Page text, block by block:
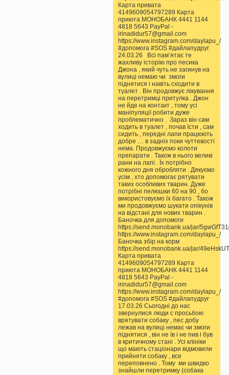
Карта привата
4149609054797289 Карта
приюта МОНОБАНК 4441 1144
4818 5643 PayPal -
irinadidur57@gmail.com
https://www.instagram.com/daylapu_/
#допомога #SOS #дайлапудруг
24.03.26 Всі памʼятає те
жахливу історію про песика
Джона , який чуть не загинув на
вулиці немаю чи змоги
піднятися і навіть сходити в
туалет . Він продовжує лікування
на перетримці притулка . Джон
не йде на контакт , тому усі
маніпуляції робити дуже
проблематично . Зараз він сам
ходить в туалет , почав їсти , сам
сидить , передні лапи працюють
добре … в задніх поки чуттевості
нема. Продовжуємо колоти
препарати . Також в нього великі
рани на лапі . Їх потрібно
кожного дня обробляти . Дякуємо
усім , хто допомогає рятувати
таких особливих тварин. Дуже
потрібні пелюшки 60 на 90 , бо
використовуємо їх багато . Також
ми продовжуємо шукати опікунів
на відстані для нових тварин .
Баночка для допомоги
https://send.monobank.ua/jar/
https://www.instagram.com/daylapu_/
Баночка збір на корм
https://send.monobank.ua/jar/
Карта привата
4149609054797289 Карта
приюта МОНОБАНК 4441 1144
4818 5643 PayPal -
irinadidur57@gmail.com
https://www.instagram.com/daylapu_/
#допомога #SOS #дайлапудруг
17.03.26 Сьогодні до нас
звернулися люди с просьбою
врятувати собаку , пес добу
лежав на вулиці немає чи змоги
піднятися , він не їв і не пив і був
в критичному стані . Усі клініки
що мають стаціонари відмовили
прийняти собаку , все
переповнено . Тому ми швидко
знайшли перетримку (собака